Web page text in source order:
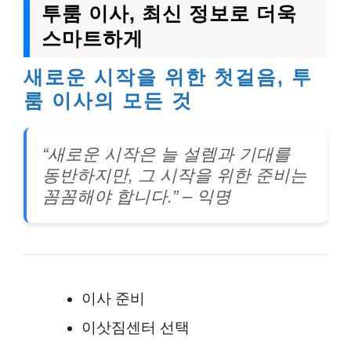
투룸 이사, 최신 정보로 더욱
스마트하게
새로운 시작을 위한 첫걸음, 투
룸 이사의 모든 것
“새로운 시작은 늘 설렘과 기대를
동반하지만, 그 시작을 위한 준비는
꼼꼼해야 합니다.” – 익명
이사 준비
이삿짐센터 선택